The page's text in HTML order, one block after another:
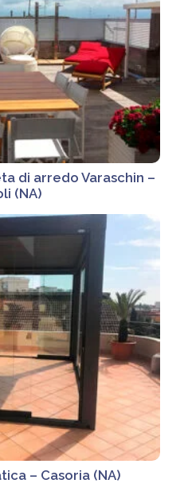
di arredo Varaschin –
(NA)
– Casoria (NA)